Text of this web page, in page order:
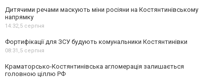
Дитячими речами маскують міни росіяни на Костянтинівському
напрямку
14:32,5 серпня
Фортифікації для ЗСУ будують комунальники Костянтинівки
08:31,5 серпня
Краматорсько-Костянтинівська агломерація залишається
головною ціллю РФ